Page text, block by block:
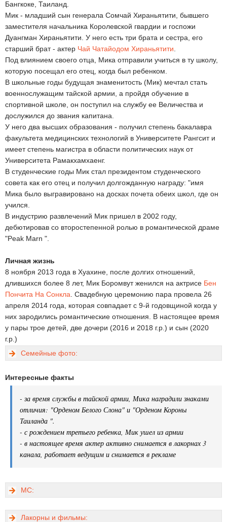
Бангкоке, Таиланд.
Мик - младший сын генерала Сомчай Хираньятити, бывшего
заместителя начальника Королевской гвардии и госпожи
Дуангман Хираньятити. У него есть три брата и сестра, его
старший брат - актер Чай Чатайодом Хираньятити
Под влиянием своего отца, Мика отправили учиться в ту школу,
которую посещал его отец, когда был ребенком.
В школьные годы будущая знаменитость (Мик) мечтал стать
военнослужащим тайской армии, а пройдя обучение в
спортивной школе, он поступил на службу ее Величества и
дослужился до звания капитана.
У него два высших образования - получил степень бакалавра
факультета медицинских технологий в Университете Рангсит и
имеет степень магистра в области политических наук от
Университета Рамакхамхаенг.
В студенческие годы Мик стал президентом студенческого
совета как его отец и получил долгожданную награду: "имя
Мика было выгравировано на досках почета обеих школ, где он
учился.
В индустрию развлечений Мик пришел в 2002 году,
дебютировав со второстепенной ролью в романтической драме
"Peak Marn ".
Личная жизнь
8 ноября 2013 года в Хуахине, после долгих отношений,
длившихся более 8 лет, Мик Боромвут женился на актрисе Бен
Пончита На Сонкла . Свадебную церемонию пара провела 26
апреля 2014 года, которая совпадает с 9-й годовщиной когда у
них зародились романтические отношения. В настоящее время
у пары трое детей, две дочери (2016 и 2018 г.р.) и сын (2020
г.р.)
Семейные фото:
Интересные факты
- за время службы в тайской армии, Мика наградили знаками
отличия: "Орденом Белого Слона" и "Орденом Короны
Таиланда ".
- с рождением третьего ребенка, Мик ушел из армии
- в настоящее время актер активно снимается в лакорнах 3
канала, работает ведущим и снимается в рекламе
МС:
Лакорны и фильмы: